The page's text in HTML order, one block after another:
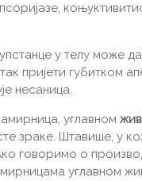
у телу може
пријети губитком
несаница.
углавном
зраке. Штавише, у
говоримо о
углавном